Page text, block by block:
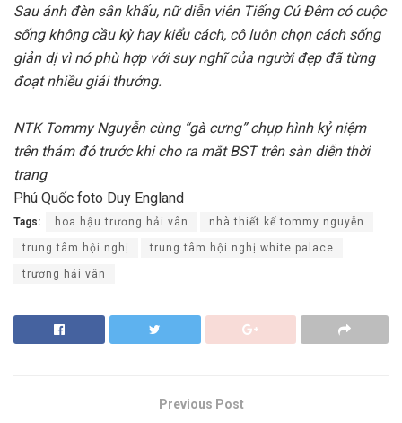
Sau ánh đèn sân khấu, nữ diễn viên Tiếng Cú Đêm có cuộc
sống không cầu kỳ hay kiểu cách, cô luôn chọn cách sống
giản dị vì nó phù hợp với suy nghĩ của người đẹp đã từng
đoạt nhiều giải thưởng.
NTK Tommy Nguyễn cùng “gà cưng” chụp hình kỷ niệm
trên thảm đỏ trước khi cho ra mắt BST trên sàn diễn thời
trang
Phú Quốc foto Duy England
Tags: hoa hậu trương hải vân nhà thiết kế tommy nguyễn
trung tâm hội nghị trung tâm hội nghị white palace
trương hải vân
Previous Post